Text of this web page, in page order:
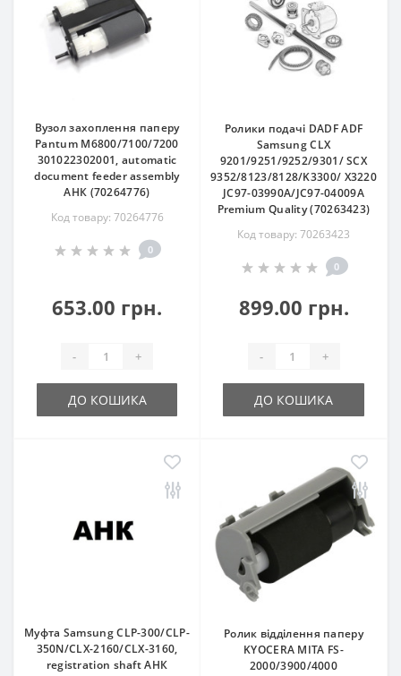
Вузол захоплення паперу
Pantum M6800/7100/7200
301022302001, automatic
document feeder assembly
АНК (70264776)
Код товару: 70264776
0
653.00 грн.
- +
ДО КОШИКА
Ролики подачі DADF ADF
Samsung CLX
9201/9251/9252/9301/ SCX
9352/8123/8128/K3300/ X3220
JC97-03990A/JC97-04009A
Premium Quality (70263423)
Код товару: 70263423
0
899.00 грн.
- +
ДО КОШИКА
Муфта Samsung CLP-300/CLP-
350N/CLX-2160/CLX-3160,
registration shaft АНК
Ролик відділення паперу
KYOCERA MITA FS-
2000/3900/4000